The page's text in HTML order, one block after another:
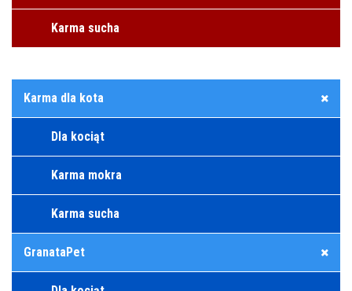
Karma sucha
Karma dla kota
Dla kociąt
Karma mokra
Karma sucha
GranataPet